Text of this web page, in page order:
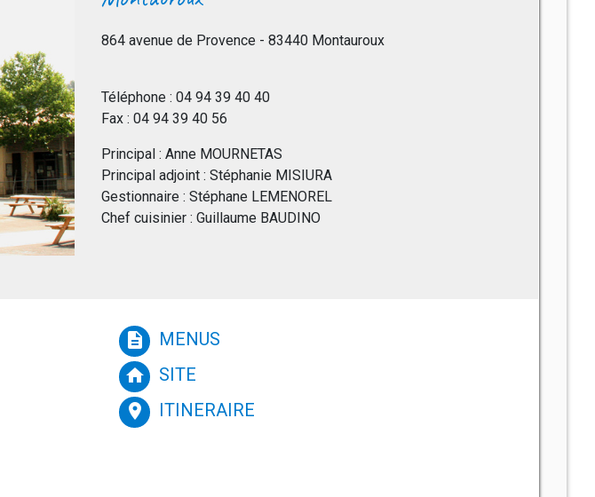
864 avenue de Provence - 83440 Montauroux
Téléphone : 04 94 39 40 40
Fax : 04 94 39 40 56
Principal : Anne MOURNETAS
Principal adjoint : Stéphanie MISIURA
Gestionnaire : Stéphane LEMENOREL
Chef cuisinier : Guillaume BAUDINO
description
MENUS
home
SITE
place
ITINERAIRE